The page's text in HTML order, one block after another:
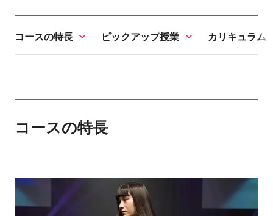
コースの特長 ピックアップ授業 カリキュラム
コースの特長